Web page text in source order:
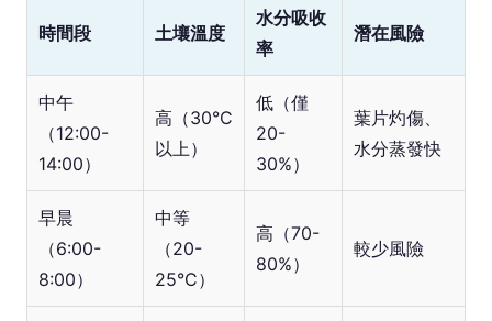
時間段 土壤溫度
水分吸收
率
潛在風險
中午
（12:00-
14:00）
高（30°C
以上）
低（僅
20-
30%）
葉片灼傷、
水分蒸發快
早晨
（6:00-
8:00）
中等
（20-
25°C）
高（70-
80%）
較少風險